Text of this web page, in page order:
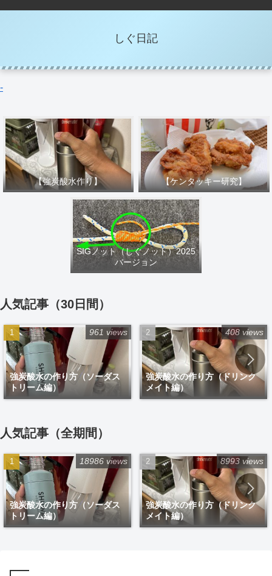
しぐ日記
-
【強炭酸水作り】 【ケンタッキー研究】
SIGノット（しぐノット）2025
バージョン
人気記事（30日間）
強炭酸水の作り方（ソーダス
トリーム編）
961 views
強炭酸水の作り方（ドリンク
メイト編）
408 views
人気記事（全期間）
強炭酸水の作り方（ソーダス
トリーム編）
18986 views
強炭酸水の作り方（ドリンク
メイト編）
8993 views